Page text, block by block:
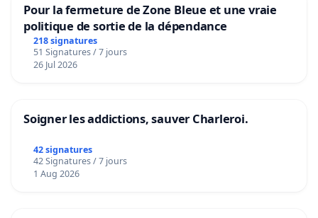
Pour la fermeture de Zone Bleue et une vraie
politique de sortie de la dépendance
218 signatures
51 Signatures / 7 jours
26 Jul 2026
Soigner les addictions, sauver Charleroi.
42 signatures
42 Signatures / 7 jours
1 Aug 2026